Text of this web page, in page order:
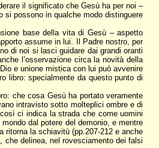
il significato che Gesù ha per noi –
si possono in qualche modo distinguere
base della vita di Gesù – aspetto
assume in lui. Il Padre nostro, per
di noi si lasci guidare dai grandi oranti
l’osservazione circa la novità della
e unione mistica con lui può avvenire
libro: specialmente da questo punto di
che cosa Gesù ha portato veramente
intravisto sotto molteplici ombre e di
ci indica la strada che come uomini
dal potere del demonio, e mentre
ritorna la schiavitù (pp.207-212 e anche
che delinea, nel rovesciamento dei falsi